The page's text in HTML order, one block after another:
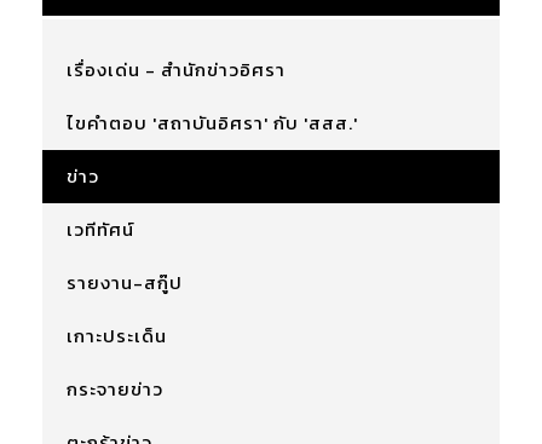
เรื่องเด่น - สำนักข่าวอิศรา
ไขคำตอบ 'สถาบันอิศรา' กับ 'สสส.'
ข่าว
เวทีทัศน์
รายงาน-สกู๊ป
เกาะประเด็น
กระจายข่าว